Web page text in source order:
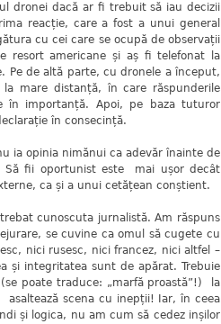
dronei dacă ar fi trebuit să iau decizii
reacție, care a fost a unui general
cu cei care se ocupă de observații
resort americane și aș fi telefonat la
de altă parte, cu dronele a început,
mare distanță, în care răspunderile
în importanță. Apoi, pe baza tuturor
în consecință.
ia opinia nimănui ca adevăr înainte de
Să fii oportunist este mai ușor decât
ca și a unui cetățean conștient.
cunoscuta jurnalistă. Am răspuns
se cuvine ca omul să cugete cu
nici rusesc, nici francez, nici altfel –
și integritatea sunt de apărat. Trebuie
poate traduce: „marfă proastă”!) la
asaltează scena cu inepții! Iar, în ceea
și logica, nu am cum să cedez inșilor